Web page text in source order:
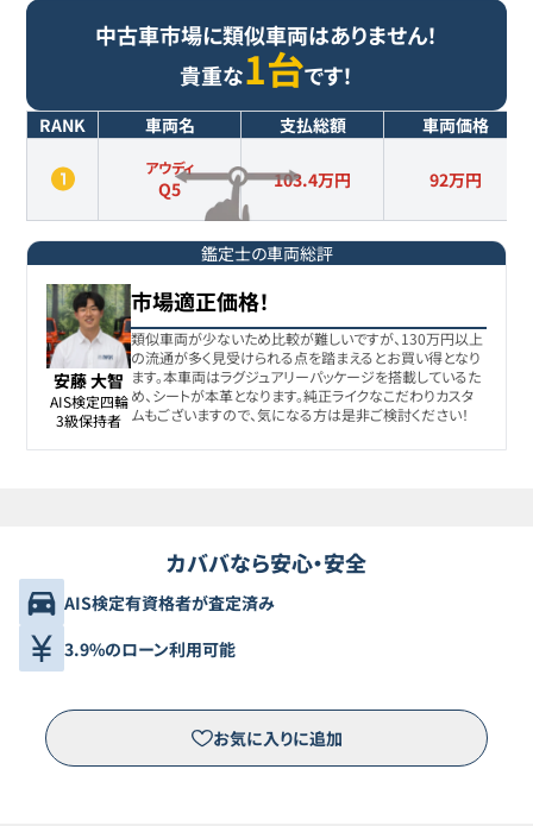
中古車市場に類似車両はありません！
貴重な1台です！
RANK 車両名 支払総額 車両価格
アウディ
Q5 103.4万円 92万円
鑑定士の車両総評
安藤 大智
AIS検定四輪
3級保持者
市場適正価格！
類似車両が少ないため比較が難しいですが、130万円以上
の流通が多く見受けられる点を踏まえるとお買い得となり
ます。本車両はラグジュアリーパッケージを搭載しているた
め、シートが本革となります。純正ライクなこだわりカスタ
ムもございますので、気になる方は是非ご検討ください！
カババなら安心・安全
AIS検定有資格者が査定済み
3.9%のローン利用可能
お気に入りに追加